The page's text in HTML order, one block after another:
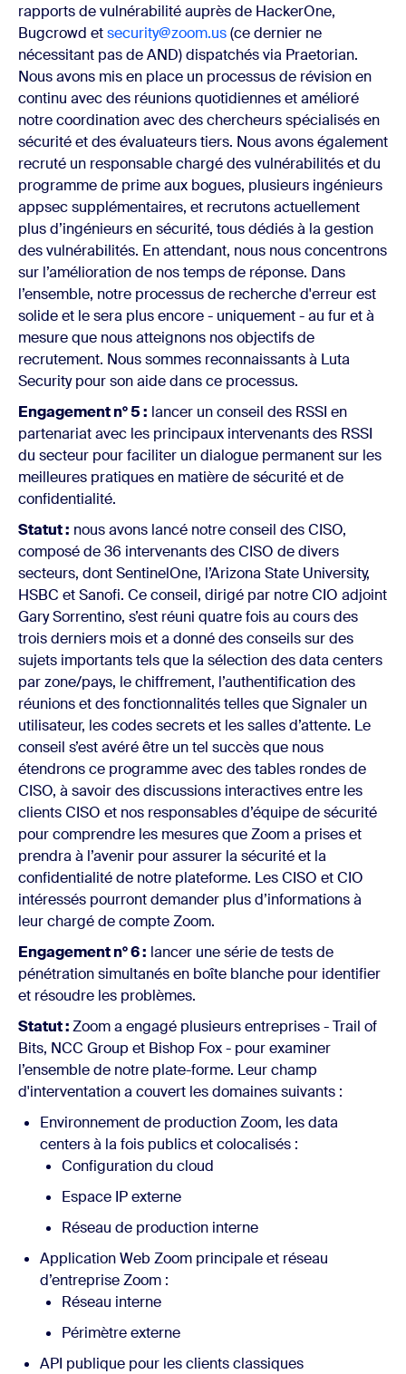
rapports de vulnérabilité auprès de HackerOne,
Bugcrowd etsecurity@zoom.us(ce dernier ne
nécessitant pas de AND) dispatchés via Praetorian.
Nous avons mis en place un processus de révision en
continu avec des réunions quotidiennes et amélioré
notre coordination avec des chercheurs spécialisés en
sécurité et des évaluateurs tiers. Nous avons également
recruté un responsable chargé des vulnérabilités et du
programme de prime aux bogues, plusieurs ingénieurs
appsec supplémentaires, et recrutons actuellement
plus d’ingénieurs en sécurité, tous dédiés à la gestion
des vulnérabilités. En attendant, nous nous concentrons
sur l’amélioration de nos temps de réponse. Dans
l’ensemble, notre processus de recherche d'erreur est
solide et le sera plus encore - uniquement - au fur et à
mesure que nous atteignons nos objectifs de
recrutement. Nous sommes reconnaissants à Luta
Security pour son aide dans ce processus.
Engagement n° 5 : lancer un conseil des RSSI en
partenariat avec les principaux intervenants des RSSI
du secteur pour faciliter un dialogue permanent sur les
meilleures pratiques en matière de sécurité et de
confidentialité.
Statut : nous avons lancé notre conseil des CISO,
composé de 36 intervenants des CISO de divers
secteurs, dont SentinelOne, l’Arizona State University,
HSBC et Sanofi. Ce conseil, dirigé par notre CIO adjoint
Gary Sorrentino, s’est réuni quatre fois au cours des
trois derniers mois et a donné des conseils sur des
sujets importants tels que la sélection des data centers
par zone/pays, le chiffrement, l’authentification des
réunions et des fonctionnalités telles que Signaler un
utilisateur, les codes secrets et les salles d’attente. Le
conseil s’est avéré être un tel succès que nous
étendrons ce programme avec des tables rondes de
CISO, à savoir des discussions interactives entre les
clients CISO et nos responsables d’équipe de sécurité
pour comprendre les mesures que Zoom a prises et
prendra à l’avenir pour assurer la sécurité et la
confidentialité de notre plateforme. Les CISO et CIO
intéressés pourront demander plus d’informations à
leur chargé de compte Zoom.
Engagement n° 6 : lancer une série de tests de
pénétration simultanés en boîte blanche pour identifier
et résoudre les problèmes.
Statut :Zoom a engagé plusieurs entreprises - Trail of
Bits, NCC Group et Bishop Fox - pour examiner
l’ensemble de notre plate-forme. Leur champ
d'interventation a couvert les domaines suivants :
Environnement de production Zoom, les data
centers à la fois publics et colocalisés :
Configuration du cloud
Espace IP externe
Réseau de production interne
Application Web Zoom principale et réseau
d’entreprise Zoom :
Réseau interne
Périmètre externe
API publique pour les clients classiques